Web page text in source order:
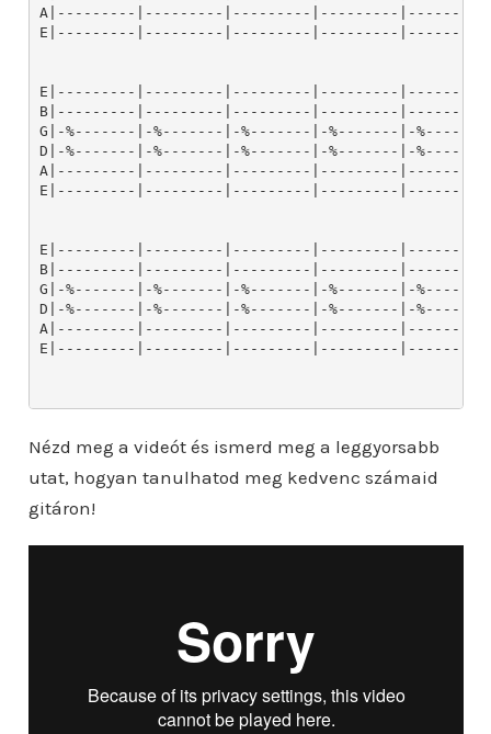
Nézd meg a videót és ismerd meg a leggyorsabb
utat, hogyan tanulhatod meg kedvenc számaid
gitáron!